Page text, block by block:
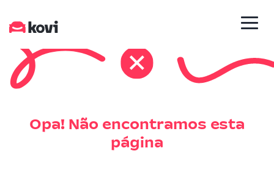
Opa! Não encontramos esta
página